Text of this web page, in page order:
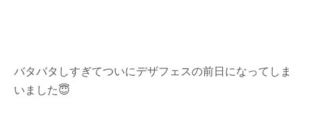
バタバタしすぎてついにデザフェスの前日になってしま
いました😇